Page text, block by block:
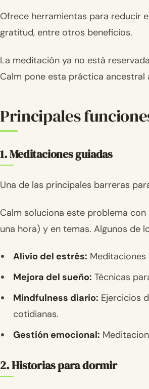
Ofrece herramientas para reducir
gratitud, entre otros beneficios.
La meditación ya no está
Calm pone esta práctica ancestral
Principales
1. Meditaciones guiadas
Una de las principales barreras
Calm soluciona este problema
una hora) y en temas. Algunos de
Alivio del estrés:
Mejora del sueño: Técnicas
Mindfulness diario: Ejercicios
cotidianas.
Gestión emocional:
2. Historias para dormir